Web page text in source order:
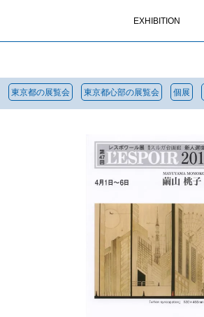
EXHIBITION
東京都の展覧会 東京都心部の展覧会 個展